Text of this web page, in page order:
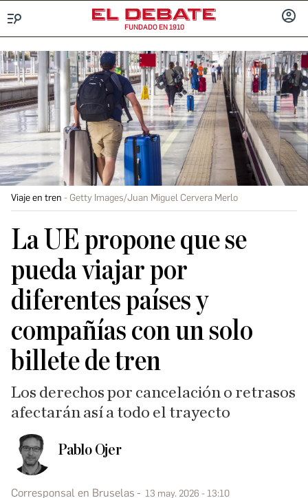
FUNDADO EN 1910
Viaje en tren Getty Images/Juan Miguel Cervera Merlo
La UE propone que se
pueda viajar por
diferentes países y
compañías con un solo
billete de tren
Los derechos por cancelación o retrasos
afectarán así a todo el trayecto
Pablo Ojer
Corresponsal en Bruselas 13 may. 2026 - 13:10